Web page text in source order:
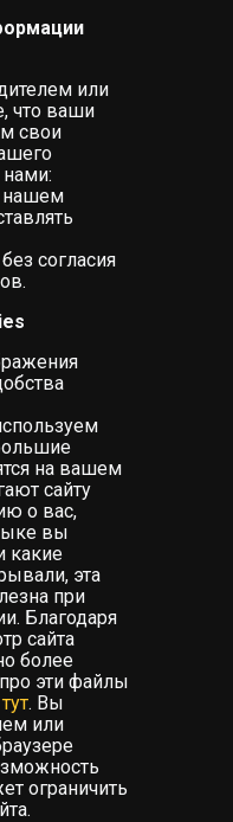
или
что ваши
свои
нами:
нашем
согласия
на вашем
сайту
о вас,
вы
какие
эта
при
Благодаря
сайта
более
эти файлы
. Вы
или
ограничить